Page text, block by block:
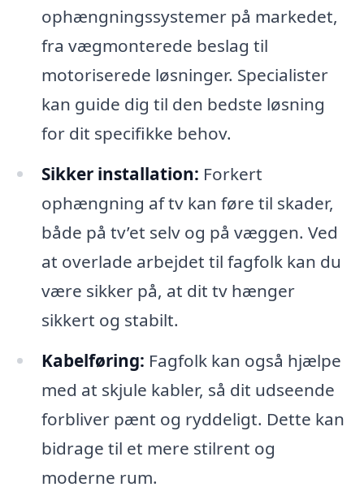
ophængningssystemer på markedet,
fra vægmonterede beslag til
motoriserede løsninger. Specialister
kan guide dig til den bedste løsning
for dit specifikke behov.
Sikker installation: Forkert
ophængning af tv kan føre til skader,
både på tv’et selv og på væggen. Ved
at overlade arbejdet til fagfolk kan du
være sikker på, at dit tv hænger
sikkert og stabilt.
Kabelføring: Fagfolk kan også hjælpe
med at skjule kabler, så dit udseende
forbliver pænt og ryddeligt. Dette kan
bidrage til et mere stilrent og
moderne rum.